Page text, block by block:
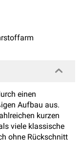
einen
Aufbau aus.
kurzen
viele klassische
ohne Rückschnitt